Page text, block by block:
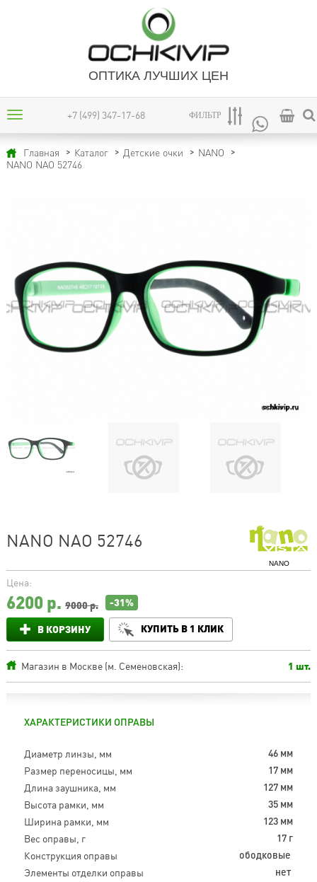
ОПТИКА ЛУЧШИХ ЦЕН
+7 (499) 347-17-68 ФИЛЬТР
Главная Каталог Детские очки
NANO
NANO NAO 52746
NANO
NANO NAO 52746
Цена:
6200р. 9000 р. -31%
В КОРЗИНУ КУПИТЬ В 1 КЛИК
Магазин в Москве (м. Семеновская): 1 шт.
ХАРАКТЕРИСТИКИ ОПРАВЫ
Диаметр линзы, мм 46 мм
Размер переносицы, мм 17 мм
Длина заушника, мм 127 мм
Высота рамки, мм 35 мм
Ширина рамки, мм 123 мм
Вес оправы, г 17 г
Конструкция оправы ободковые
Элементы отделки оправы нет